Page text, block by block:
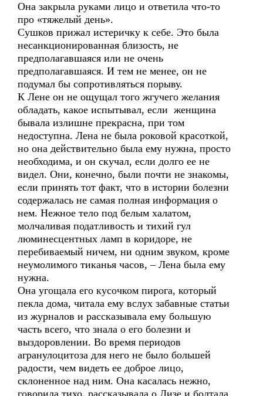
Она закрыла руками лицо и ответила что-то
про «тяжелый день».
Сушков прижал истеричку к себе. Это была
несанкционированная близость, не
предполагавшаяся или не очень
предполагавшаяся. И тем не менее, он не
подумал бы сопротивляться порыву.
К Лене он не ощущал того жгучего желания
обладать, какое испытывал, если женщина
бывала излишне прекрасна, при том
недоступна. Лена не была роковой красоткой,
но она действительно была ему нужна, просто
необходима, и он скучал, если долго ее не
видел. Они, конечно, были почти не знакомы,
если принять тот факт, что в истории болезни
содержалась не самая полная информация о
нем. Нежное тело под белым халатом,
молчаливая податливость и тихий гул
люминесцентных ламп в коридоре, не
перебиваемый ничем, ни одним звуком, кроме
неумолимого тиканья часов, – Лена была ему
нужна.
Она угощала его кусочком пирога, который
пекла дома, читала ему вслух забавные статьи
из журналов и рассказывала ему большую
часть всего, что знала о его болезни и
выздоровлении. Во время периодов
агранулоцитоза для него не было большей
радости, чем видеть ее доброе лицо,
склоненное над ним. Она касалась нежно,
говорила тихо, рассказывала о Лизе и болтала